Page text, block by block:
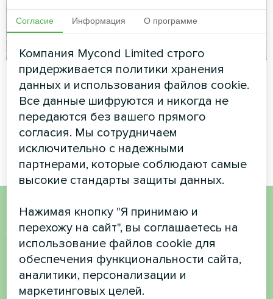
Завод
Модульный тепловой насос
серии MCU
Апартаменты
Художественное
оформление
вентиляторного доводчика
Хотите купить или у вас
есть вопросы?
Свяжитесь с нами, и мы поможем вам
Согласие Информация О программе
Компания Mycond Limited строго
придерживается политики хранения
данных и использования файлов cookie.
Все данные шифруются и никогда не
передаются без вашего прямого
согласия. Мы сотрудничаем
исключительно с надежными
партнерами, которые соблюдают самые
высокие стандарты защиты данных.
Нажимая кнопку "Я принимаю и
перехожу на сайт", вы соглашаетесь на
использование файлов cookie для
обеспечения функциональности сайта,
аналитики, персонализации и
маркетинговых целей.